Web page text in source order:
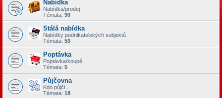
Nabídka
Nabídka/prodej
Témata: 90
Stálá nabídka
Nabídky podnikatelských subjektů
Témata: 50
Poptávka
Poptávka/koupě
Témata: 5
Půjčovna
Kdo půjčí...
Témata: 18